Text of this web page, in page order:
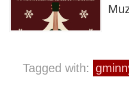
Tagged with: